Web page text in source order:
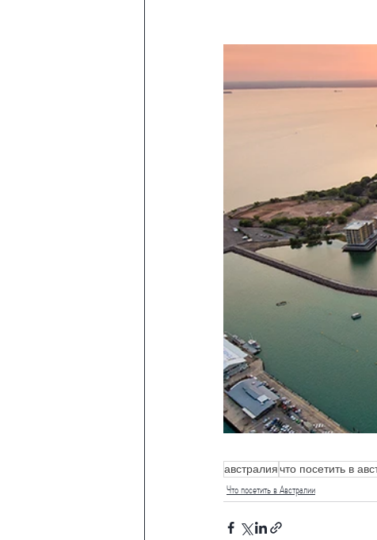
австралиячто посетить в
Что посетить в Австралии